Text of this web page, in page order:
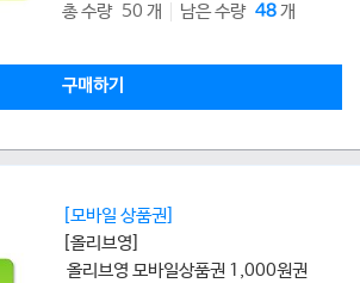
총 수량 50 개
남은 수량 48개
구매하기
[모바일 상품권]
[올리브영]
올리브영 모바일상품권 1,000원권